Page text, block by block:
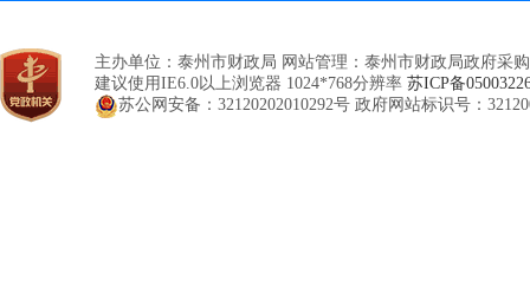
主办单位：泰州市财政局 网站管理：泰州市财政局政府采
建议使用IE6.0以上浏览器 1024*768分辨率 苏ICP备
苏公网安备：32120202010292号 政府网站标识号：